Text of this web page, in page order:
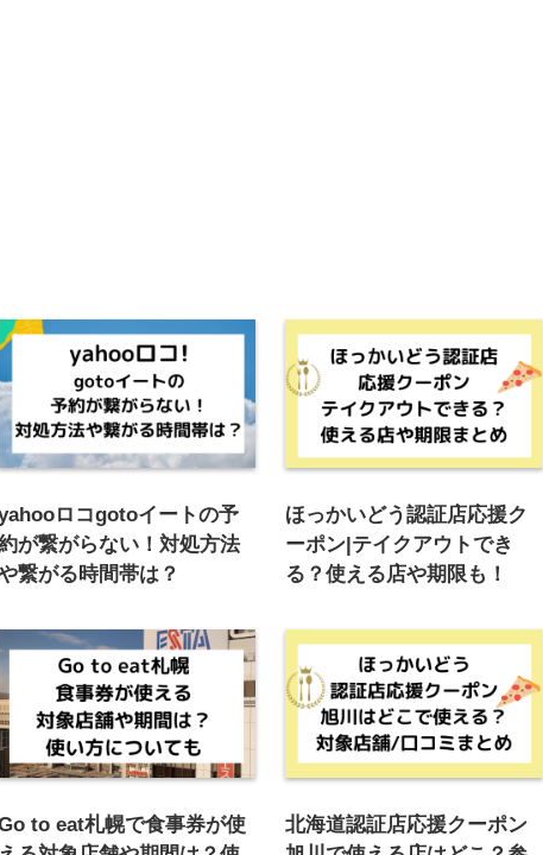
ロコgotoイートの予
が繋がらない！対処方法
繋がる時間帯は？
ほっかいどう認証店応援ク
ーポン|テイクアウトでき
る？使える店や期限も！
to eat札幌で食事券が使
北海道認証店応援クーポン